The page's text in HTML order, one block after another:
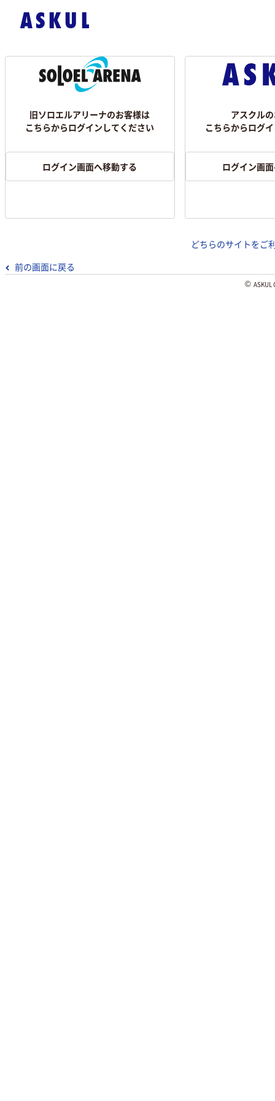
旧ソロエルアリーナのお客様は
こちらからログインしてください
ログイン画面へ移動する
アスクル
こちらからログ
ログイン画
どちらのサイトをご
前の画面に戻る
©